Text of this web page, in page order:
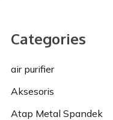
Categories
air purifier
Aksesoris
Atap Metal Spandek